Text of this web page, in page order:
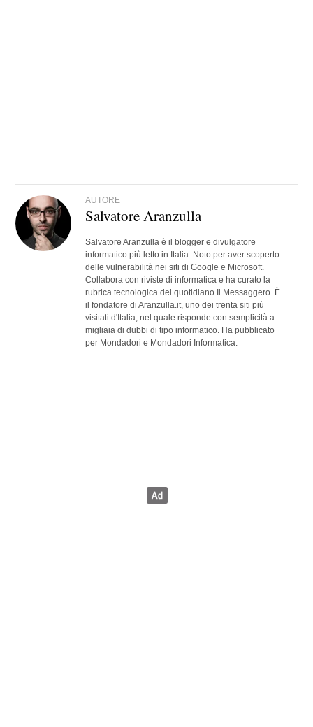
AUTORE
Salvatore Aranzulla
Salvatore Aranzulla è il blogger e divulgatore
informatico più letto in Italia. Noto per aver scoperto
delle vulnerabilità nei siti di Google e Microsoft.
Collabora con riviste di informatica e ha curato la
rubrica tecnologica del quotidiano Il Messaggero. È
il fondatore di Aranzulla.it, uno dei trenta siti più
visitati d'Italia, nel quale risponde con semplicità a
migliaia di dubbi di tipo informatico. Ha pubblicato
per Mondadori e Mondadori Informatica.